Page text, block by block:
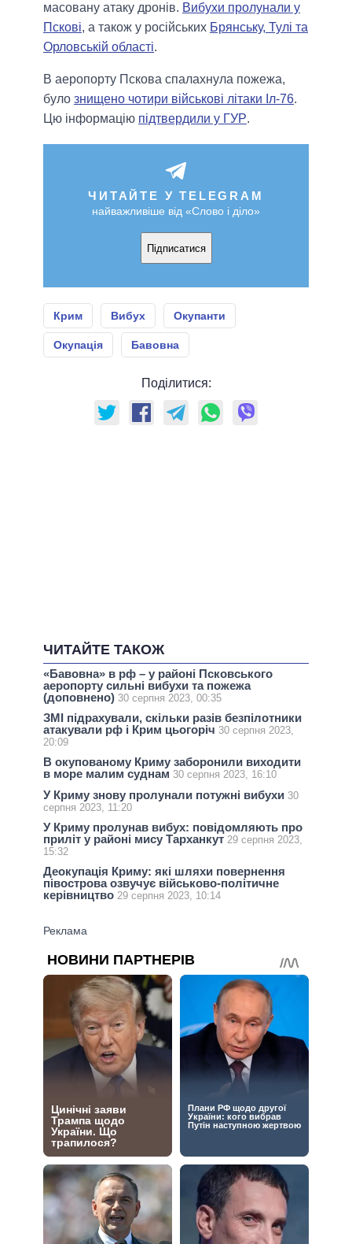
масовану атаку дронів. Вибухи пролунали у
Пскові, а також у російських Брянську, Тулі та
Орловській області.
В аеропорту Пскова спалахнула пожежа,
було знищено чотири військові літаки Іл-76.
Цю інформацію підтвердили у ГУР.
ЧИТАЙТЕ У TELEGRAM
найважливіше від «Слово і діло»
Підписатися
Крим Вибух Окупанти
Окупація Бавовна
Поділитися:
ЧИТАЙТЕ ТАКОЖ
«Бавовна» в рф – у районі Псковського
аеропорту сильні вибухи та пожежа
(доповнено) 30 серпня 2023, 00:35
ЗМІ підрахували, скільки разів безпілотники
атакували рф і Крим цьогоріч 30 серпня 2023,
20:09
В окупованому Криму заборонили виходити
в море малим суднам 30 серпня 2023, 16:10
У Криму знову пролунали потужні вибухи 30
серпня 2023, 11:20
У Криму пролунав вибух: повідомляють про
приліт у районі мису Тарханкут 29 серпня 2023,
15:32
Деокупація Криму: які шляхи повернення
півострова озвучує військово-політичне
керівництво 29 серпня 2023, 10:14